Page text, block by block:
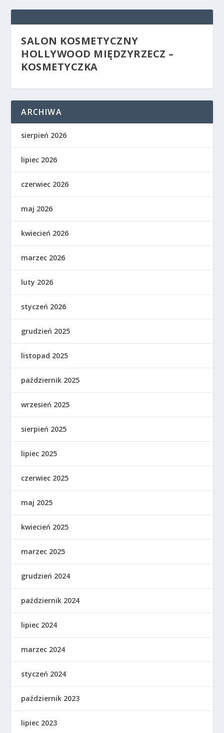
SALON KOSMETYCZNY
HOLLYWOOD MIĘDZYRZECZ –
KOSMETYCZKA
ARCHIWA
sierpień 2026
lipiec 2026
czerwiec 2026
maj 2026
kwiecień 2026
marzec 2026
luty 2026
styczeń 2026
grudzień 2025
listopad 2025
październik 2025
wrzesień 2025
sierpień 2025
lipiec 2025
czerwiec 2025
maj 2025
kwiecień 2025
marzec 2025
grudzień 2024
październik 2024
lipiec 2024
marzec 2024
styczeń 2024
październik 2023
lipiec 2023